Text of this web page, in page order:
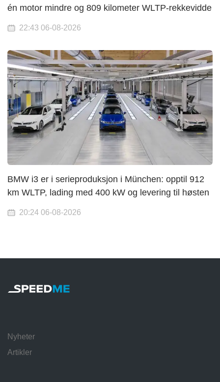
én motor mindre og 809 kilometer WLTP-rekkevidde
22:43 06-08-2026
BMW i3 er i serieproduksjon i München: opptil 912
km WLTP, lading med 400 kW og levering til høsten
20:24 06-08-2026
Nyheter
Artikler